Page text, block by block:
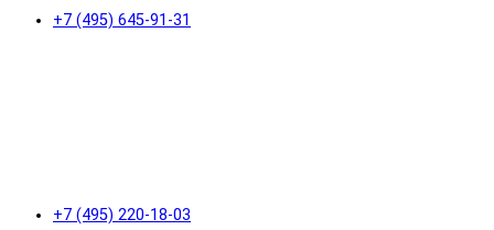
+7 (495) 645-91-31
+7 (495) 220-18-03